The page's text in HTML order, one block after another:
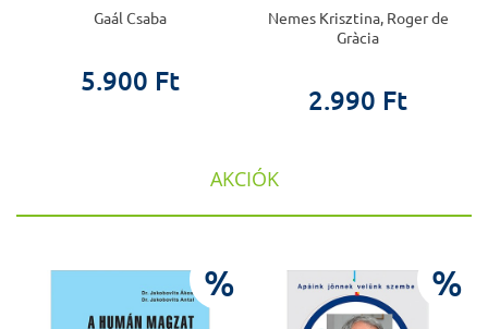
Gaál Csaba
5.900 Ft
Nemes Krisztina, Roger de
Gràcia
2.990 Ft
AKCIÓK
% %